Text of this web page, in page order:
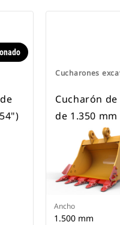
Cucharones
Cucharón
de 1.350
Ancho
1.500 mm